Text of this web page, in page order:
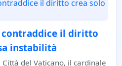
contraddice il diritto
instabilità
del Vaticano, il cardinale